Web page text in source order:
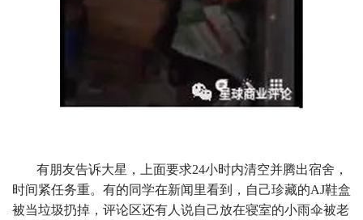
有朋友告诉大星，上面要求24小时内清空并腾出宿舍，
时间紧任务重。有的同学在新闻里看到，自己珍藏的AJ鞋盒
被当垃圾扔掉，评论区还有人说自己放在寝室的小雨伞被老